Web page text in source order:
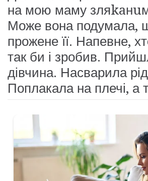
на мою маму
Може вона подумала,
прожене її. Напевне,
так би і зробив.
дівчина. Насварила
Поплакала на плечі, а